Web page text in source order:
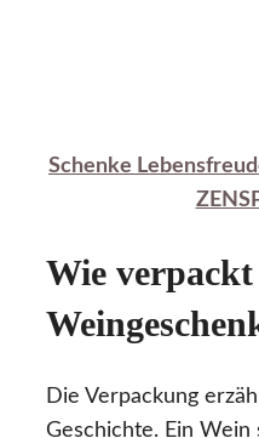
Schenke
Wie
Die Verpackung
Geschichte. Ein